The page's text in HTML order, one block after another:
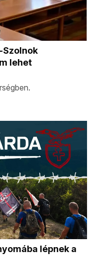
Szolnok
lehet
lépnek a